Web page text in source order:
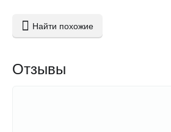
Найти похожие
Отзывы